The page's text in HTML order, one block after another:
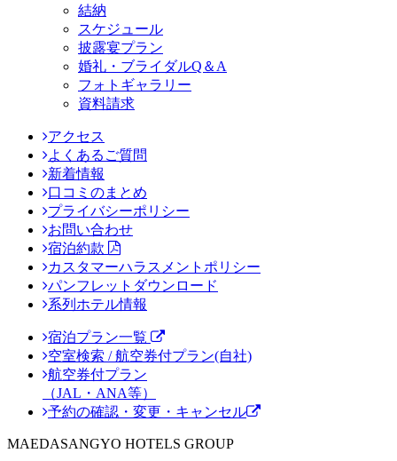
結納
スケジュール
披露宴プラン
婚礼・ブライダルQ＆A
フォトギャラリー
資料請求
アクセス
よくあるご質問
新着情報
口コミのまとめ
プライバシーポリシー
お問い合わせ
宿泊約款
カスタマーハラスメントポリシー
パンフレットダウンロード
系列ホテル情報
宿泊プラン一覧
空室検索 / 航空券付プラン(自社)
航空券付プラン
（JAL・ANA等）
予約の確認・変更・キャンセル
MAEDASANGYO HOTELS GROUP